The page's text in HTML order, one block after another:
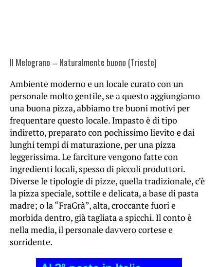
Il Melograno – Naturalmente buono (Trieste)
Ambiente moderno e un locale curato con un
personale molto gentile, se a questo aggiungiamo
una buona pizza, abbiamo tre buoni motivi per
frequentare questo locale. Impasto è di tipo
indiretto, preparato con pochissimo lievito e dai
lunghi tempi di maturazione, per una pizza
leggerissima. Le farciture vengono fatte con
ingredienti locali, spesso di piccoli produttori.
Diverse le tipologie di pizze, quella tradizionale, c’è
la pizza speciale, sottile e delicata, a base di pasta
madre; o la “FraGrà”, alta, croccante fuori e
morbida dentro, già tagliata a spicchi. Il conto è
nella media, il personale davvero cortese e
sorridente.